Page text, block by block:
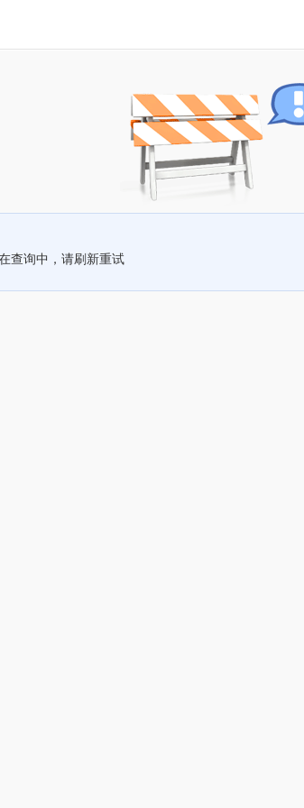
查询中，请刷新重试